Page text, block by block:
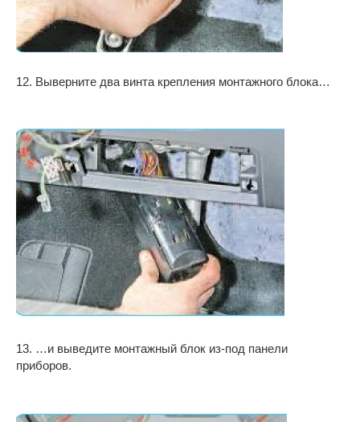
12. Выверните два винта крепления монтажного блока…
13. …и выведите монтажный блок из-под панели
приборов.